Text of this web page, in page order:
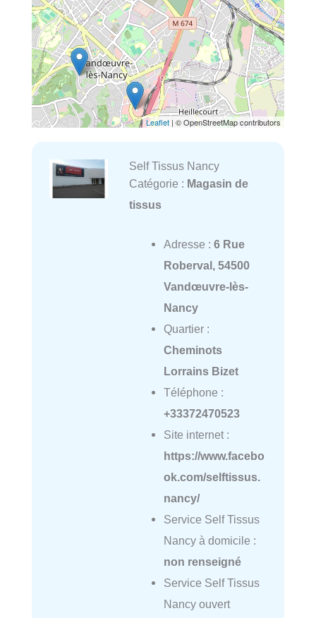
Leaflet | © OpenStreetMap contributors
Self Tissus Nancy
Catégorie : Magasin de
tissus
Adresse : 6 Rue
Roberval, 54500
Vandœuvre-lès-
Nancy
Quartier :
Cheminots
Lorrains Bizet
Téléphone :
+33372470523
Site internet :
https://www.facebo
ok.com/selftissus.
nancy/
Service Self Tissus
Nancy à domicile :
non renseigné
Service Self Tissus
Nancy ouvert